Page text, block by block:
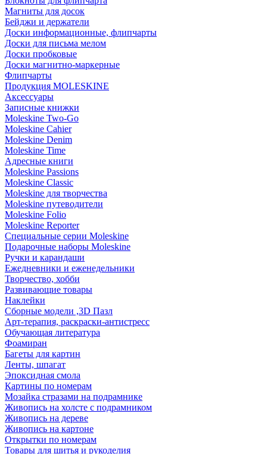
Магниты для досок
Бейджи и держатели
Доски информационные, флипчарты
Доски для письма мелом
Доски пробковые
Доски магнитно-маркерные
Флипчарты
Продукция MOLESKINE
Аксессуары
Записные книжки
Moleskine Two-Go
Moleskine Cahier
Moleskine Denim
Moleskine Time
Адресные книги
Moleskine Passions
Moleskine Classic
Moleskine для творчества
Moleskine путеводители
Moleskine Folio
Moleskine Reporter
Специальные серии Moleskine
Подарочные наборы Moleskine
Ручки и карандаши
Ежедневники и еженедельники
Творчество, хобби
Развивающие товары
Наклейки
Сборные модели ,3D Пазл
Арт-терапия, раскраски-антистресс
Обучающая литература
Фоамиран
Багеты для картин
Ленты, шпагат
Эпоксидная смола
Картины по номерам
Мозайка стразами на подрамнике
Живопись на холсте с подрамником
Живопись на дереве
Живопись на картоне
Открытки по номерам
Товары для шитья и рукоделия